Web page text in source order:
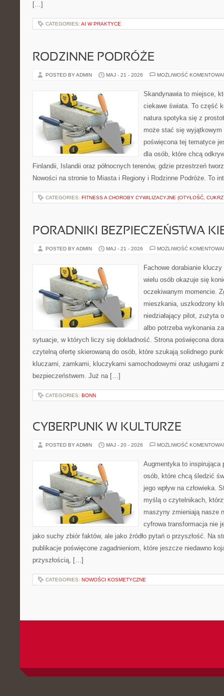
[…]
CATEGORIES: AI W PRAKTYCE
RODZINNE PODRÓŻE
POSTED BY ADMIN MAJ - 21 - 2026 MOŻLIWOŚĆ
Skandynawia to miejsce,
ciekawe świata. To część
natura spotyka się z
może stać się
poświęcona tej tematyce
dla osób, które chcą
Finlandii, Islandii oraz północnych terenów, gdzie przestrzeń
Nowości na stronie to Miasta i Regiony i Rodzinne Podróże. To
CATEGORIES: FITNESS A CHOROBY CYWILIZACYJNE (OTYŁOŚĆ,
PORADNIKI BEZPIECZEŃSTWA
POSTED BY ADMIN MAJ - 21 - 2026 MOŻLIWOŚĆ
Fachowe dorabianie
wielu osób okazuje się
oczekiwanym momencie.
mieszkania, uszkodzony
niedziałający pilot, zużyta
albo potrzeba wykonania
sytuacje, w których liczy się dokładność. Strona poświęcona
czytelną ofertę skierowaną do osób, które szukają solidnego
kluczami, zamkami, kluczykami samochodowymi oraz usługami
bezpieczeństwem. Już na […]
CATEGORIES: BONN
CYBERPUNK W KULTURZE
POSTED BY ADMIN MAJ - 20 - 2026 MOŻLIWOŚĆ
Augmentyka to inspirująca
osób, które chcą śledzić
jego wpływ na człowieka.
myślą o czytelnikach,
maszyny zmieniają nasze
cyfrowa transformacja nie
jako suchy zbiór faktów, ale jako źródło pytań o przyszłość. Na
publikacje poświęcone zagadnieniom, które jeszcze niedawno
przyszłością, […]
CATEGORIES: NOWOŚCI KOSMETYCZNE